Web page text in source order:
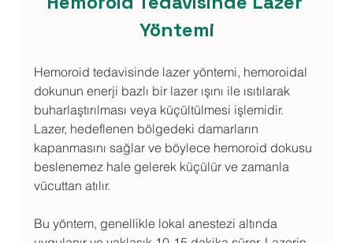
Yöntemi
Hemoroid tedavisinde lazer yöntemi, hemoroidal
dokunun enerji bazlı bir lazer ışını ile ısıtılarak
buharlaştırılması veya küçültülmesi işlemidir.
Lazer, hedeflenen bölgedeki damarların
kapanmasını sağlar ve böylece hemoroid dokusu
beslenemez hale gelerek küçülür ve zamanla
vücuttan atılır.
Bu yöntem, genellikle lokal anestezi altında